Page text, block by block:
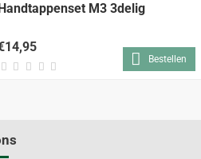
M3 3delig
Bestellen